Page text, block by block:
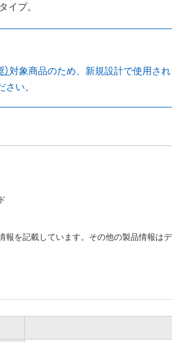
イプ。
対象商品のため、新規設計で使用され
い。
を記載しています。その他の製品情報は